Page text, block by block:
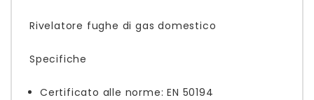
Rivelatore fughe di gas domestico
Specifiche
Certificato alle norme: EN 50194